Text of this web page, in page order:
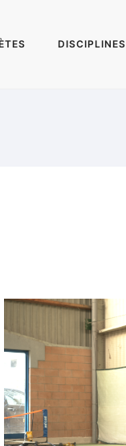
DISCIPLINES